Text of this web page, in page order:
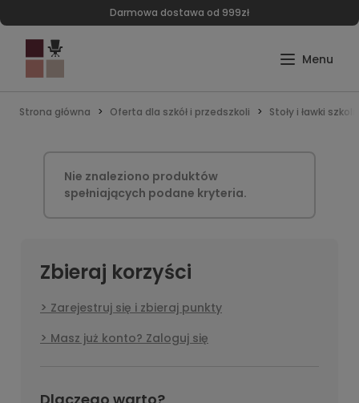
Darmowa dostawa od 999zł
Strona główna Oferta dla szkół i przedszkoli Stoły i ławki
Nie znaleziono produktów
spełniających podane kryteria.
Zbieraj korzyści
Zarejestruj się i zbieraj punkty
Masz już konto? Zaloguj się